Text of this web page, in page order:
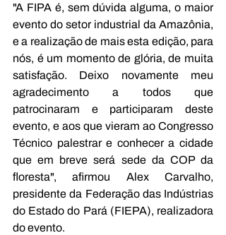
"A FIPA é, sem dúvida alguma, o maior
evento do setor industrial da Amazônia,
e a realização de mais esta edição, para
nós, é um momento de glória, de muita
satisfação. Deixo novamente meu
agradecimento a todos que
patrocinaram e participaram deste
evento, e aos que vieram ao Congresso
Técnico palestrar e conhecer a cidade
que em breve será sede da COP da
floresta", afirmou Alex Carvalho,
presidente da Federação das Indústrias
do Estado do Pará (FIEPA), realizadora
do evento.